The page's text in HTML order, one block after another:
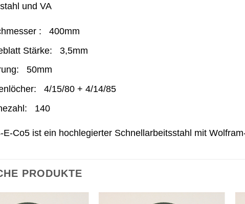
und VA
: 400mm
Stärke: 3,5mm
50mm
4/15/80 + 4/14/85
140
E-Co5 ist ein hochlegierter Schnellarbeitsstahl mit
PRODUKTE